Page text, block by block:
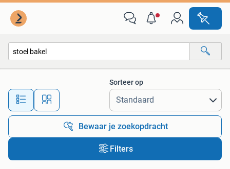
Alle afstanden…
Sorteer op
Bewaar je zoekopdracht
Filters